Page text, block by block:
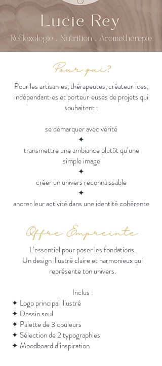
Pour qui?
Pour les artisan·es, thérapeutes, créateur·ices,
indépendant·es et porteur·euses de projets qui
souhaitent :
se démarquer avec vérité
✦
transmettre une ambiance plutôt qu’une
simple image
✦
créer un univers reconnaissable
✦
ancrer leur activité dans une identité cohérente
Offre Empreinte
L’essentiel pour poser les fondations.
Un design illustré claire et harmonieux qui
représente ton univers.
Inclus :
✦ Logo principal illustré
✦ Dessin seul
✦ Palette de 3 couleurs
✦ Sélection de 2 typographies
✦ Moodboard d’inspiration